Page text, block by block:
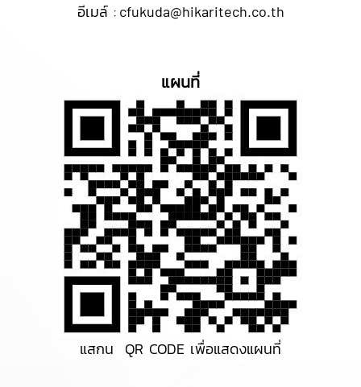
อีเมล์ : cfukuda@hikaritech.co.th
แผนที่
แสกน QR CODE เพื่อแสดงแผนที่